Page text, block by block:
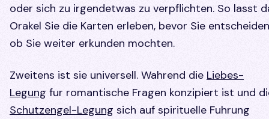
oder sich zu irgendetwas zu verpflichten. So lasst
Orakel Sie die Karten erleben, bevor Sie
ob Sie weiter erkunden mochten.
Zweitens ist sie universell. Wahrend die Liebes-
Legung fur romantische Fragen konzipiert ist und
Schutzengel-Legung sich auf spirituelle Fuhrung